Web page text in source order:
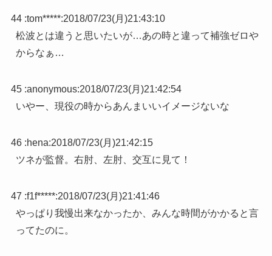
44 :tom*****:2018/07/23(月)21:43:10
松波とは違うと思いたいが…あの時と違って補強ゼロや
からなぁ…
45 :anonymous:2018/07/23(月)21:42:54
いやー、現役の時からあんまいいイメージないな
46 :hena:2018/07/23(月)21:42:15
ツネが監督。右肘、左肘、交互に見て！
47 :f1f*****:2018/07/23(月)21:41:46
やっぱり我慢出来なかったか、みんな時間がかかると言
ってたのに。